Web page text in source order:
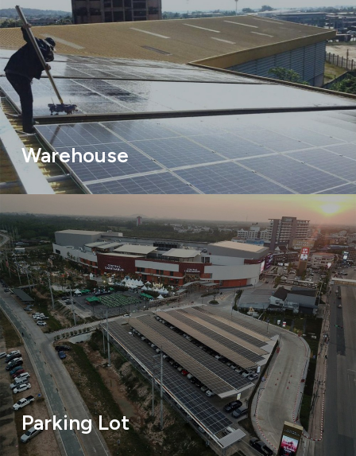
Warehouse
Parking Lot